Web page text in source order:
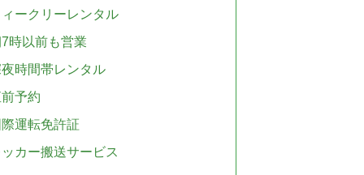
ークリーレンタル
時以前も営業
時間帯レンタル
予約
運転免許証
カー搬送サービス